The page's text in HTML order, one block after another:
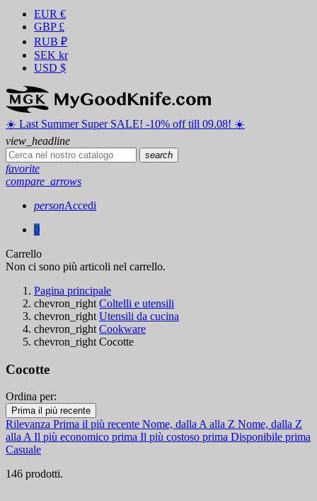
EUR €
GBP £
RUB ₽
SEK kr
USD $
☀️ ️Last Summer Super SALE! -10% off till 09.08! ☀️
view_headline
search
favorite
compare_arrows
personAccedi
0
Carrello
Non ci sono più articoli nel carrello.
Pagina principale
chevron_right Coltelli e utensili
chevron_right Utensili da cucina
chevron_right Cookware
chevron_right Cocotte
Cocotte
Filtri:
Cancella filtri
Disponibile
Ordina per:
Prima il più recente
Rilevanza Prima il più recente Nome, dalla A alla Z Nome, dalla Z
alla A Il più economico prima Il più costoso prima Disponibile prima
Casuale
146 prodotti.